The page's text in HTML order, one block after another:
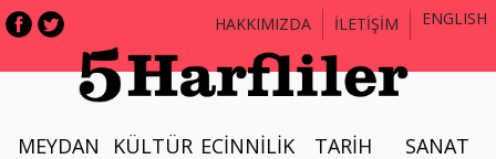
HAKKIMIZDA İLETİŞİM ENGLISH
MEYDAN KÜLTÜR ECİNNİLİK TARİH SANAT